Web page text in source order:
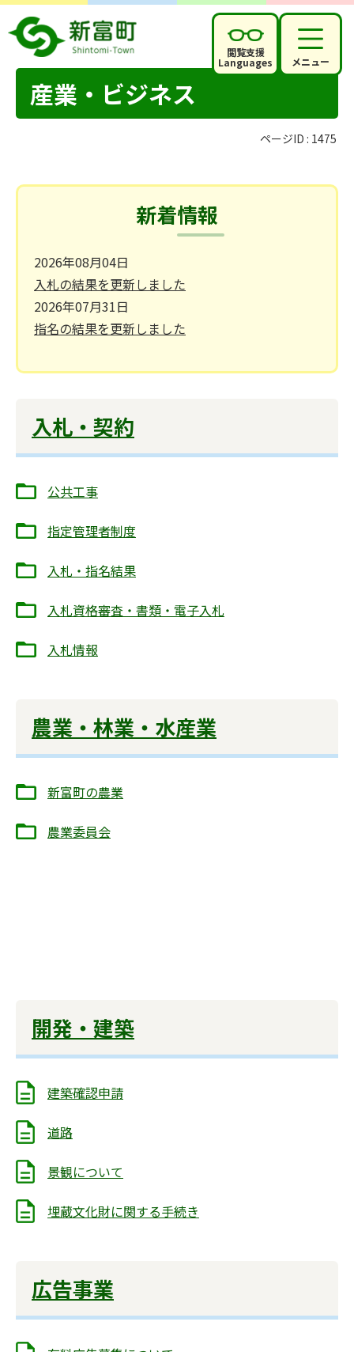
閲覧支援
Languages メニュー
産業・ビジネス
ページID : 1475
新着情報
2026年08月04日
入札の結果を更新しました
2026年07月31日
指名の結果を更新しました
入札・契約
公共工事
指定管理者制度
入札・指名結果
入札資格審査・書類・電子入札
入札情報
農業・林業・水産業
新富町の農業
農業委員会
開発・建築
建築確認申請
道路
景観について
埋蔵文化財に関する手続き
広告事業